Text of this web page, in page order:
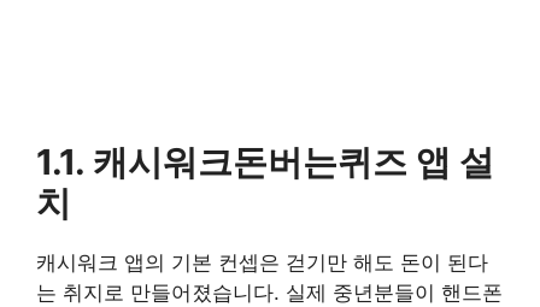
1.1. 캐시워크돈버는퀴즈 앱 설
치
캐시워크 앱의 기본 컨셉은 걷기만 해도 돈이 된다
는 취지로 만들어졌습니다. 실제 중년분들이 핸드폰